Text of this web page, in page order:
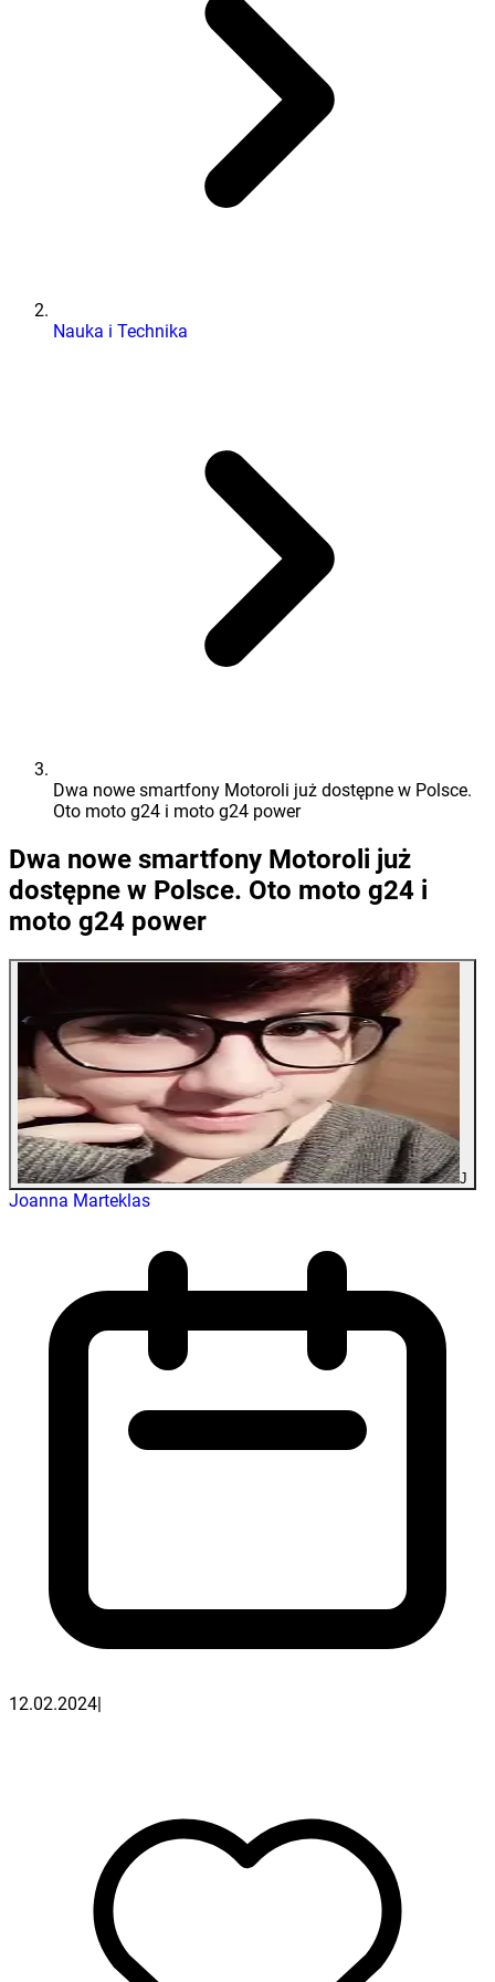
Nauka i Technika
Dwa nowe smartfony Motoroli już dostępne w Polsce.
Oto moto g24 i moto g24 power
Dwa nowe smartfony Motoroli już
dostępne w Polsce. Oto moto g24 i
moto g24 power
J
Joanna Marteklas
12.02.2024|